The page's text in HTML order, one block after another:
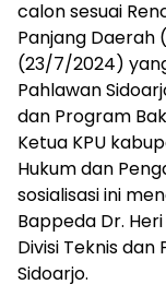
calon sesuai
Panjang Daerah
(23/7/2024)
Pahlawan
dan Program
Ketua KPU
Hukum dan
sosialisasi ini
Bappeda Dr. Heri
Divisi Teknis
Sidoarjo.